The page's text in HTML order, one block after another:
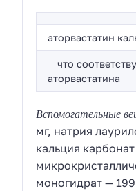
аторвастатин
что
аторвастатина
Вспомогательные
мг, натрия
кальция
моногидрат —